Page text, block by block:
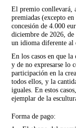
El premio conllevará,
premiadas (excepto
concesión de 4.000
diciembre de 2026,
un idioma diferente al
En los casos en que la
y de no expresarse lo
participación en la
todos ellos, y la
iguales. En estos
ejemplar de la
Forma de pago: